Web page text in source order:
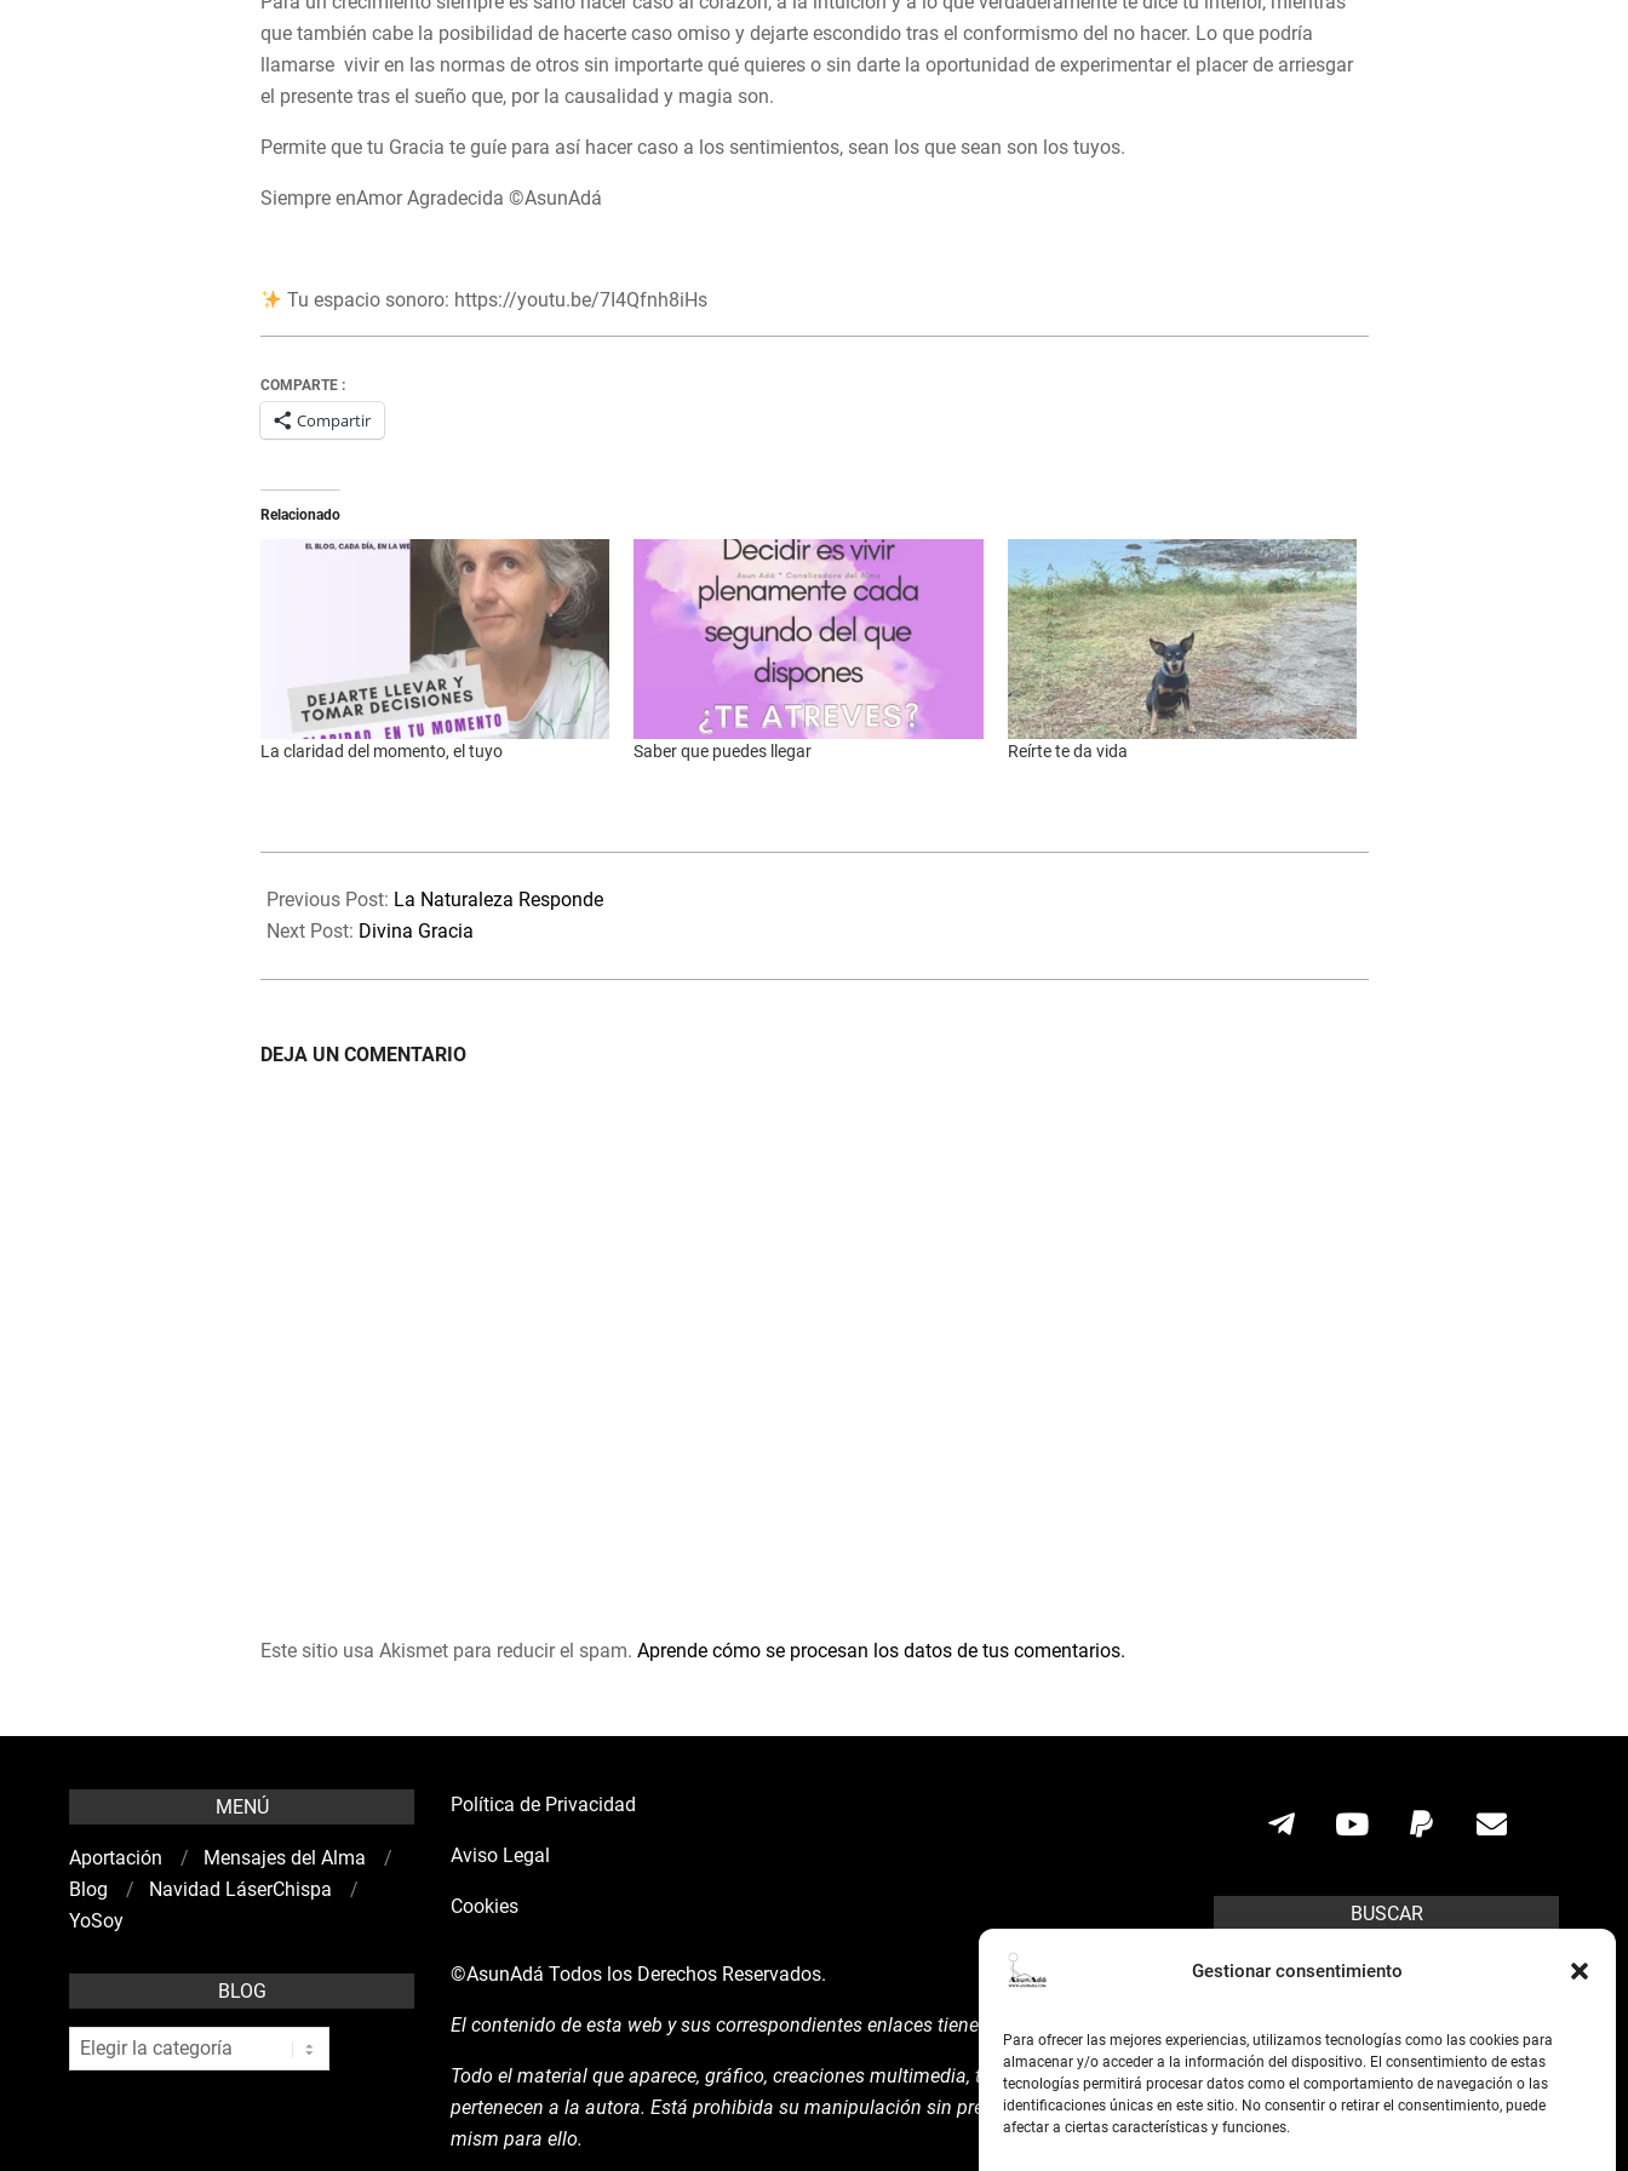
Gestionar consentimiento
Para ofrecer las mejores experiencias, utilizamos tecnologías como las cookies para
almacenar y/o acceder a la información del dispositivo. El consentimiento de estas
tecnologías permitirá procesar datos como el comportamiento de navegación o las
identificaciones únicas en este sitio. No consentir o retirar el consentimiento, puede
afectar a ciertas características y funciones.
que también cabe la posibilidad de hacerte caso omiso y dejarte escondido tras el conformismo del no hacer. Lo que podría
llamarse vivir en las normas de otros sin importarte qué quieres o sin darte la oportunidad de experimentar el placer de arriesgar
el presente tras el sueño que, por la causalidad y magia son.
Permite que tu Gracia te guíe para así hacer caso a los sentimientos, sean los que sean son los tuyos.
Siempre enAmor Agradecida ©AsunAdá
Tu espacio sonoro: https://youtu.be/7I4Qfnh8iHs
COMPARTE :
Compartir
Relacionado
La claridad del momento, el tuyo Saber que puedes llegar Reírte te da vida
12-
10
Previous Post: La Naturaleza Responde
Next Post: Divina Gracia
DEJA UN COMENTARIO
Este sitio usa Akismet para reducir el spam. Aprende cómo se procesan los datos de tus comentarios.
MENÚ
Aportación
Mensajes del Alma
Blog
Navidad LáserChispa
YoSoy
BLOG
blog
Política de Privacidad
Aviso Legal
Cookies
©AsunAdá Todos los Derechos Reservados.
El contenido de esta web y sus correspondientes enlaces tienen un uso explícito.
Todo el material que aparece, gráfico, creaciones multimedia, texto y demás posibles,
pertenecen a la autora. Está prohibida su manipulación sin previo aviso expreso de la
mism para ello.
BUSCAR
Search